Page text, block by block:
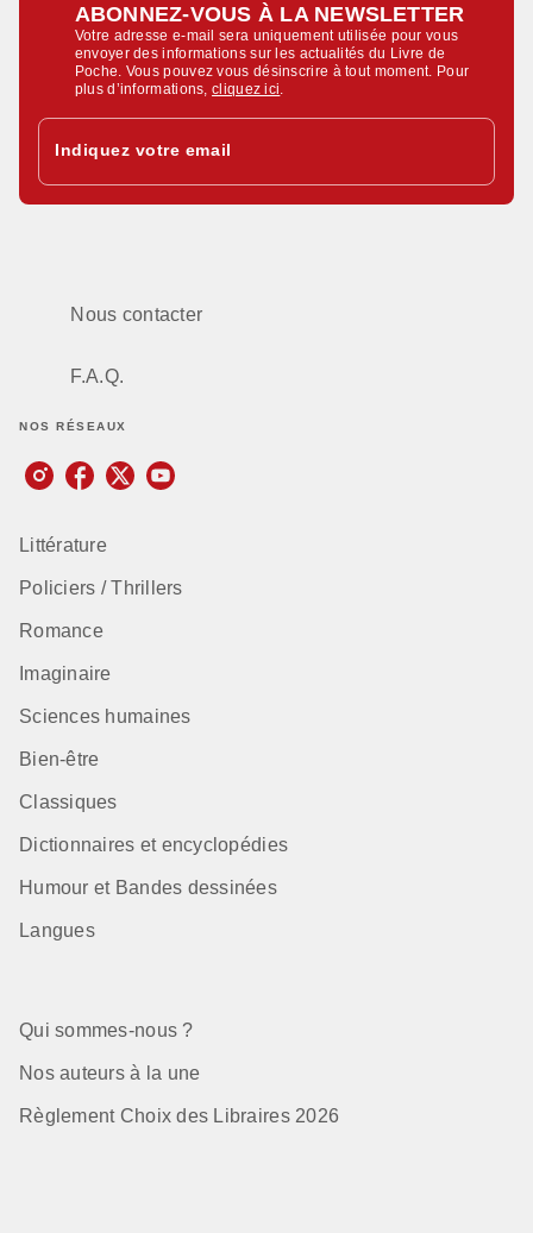
ABONNEZ-VOUS À LA NEWSLETTER
Votre adresse e-mail sera uniquement utilisée pour vous
envoyer des informations sur les actualités du Livre de
Poche. Vous pouvez vous désinscrire à tout moment. Pour
plus d’informations,cliquez ici
Indiquez votre email
Nous contacter
F.A.Q.
NOS RÉSEAUX
Littérature
Policiers / Thrillers
Romance
Imaginaire
Sciences humaines
Bien-être
Classiques
Dictionnaires et encyclopédies
Humour et Bandes dessinées
Langues
Qui sommes-nous ?
Nos auteurs à la une
Règlement Choix des Libraires 2026